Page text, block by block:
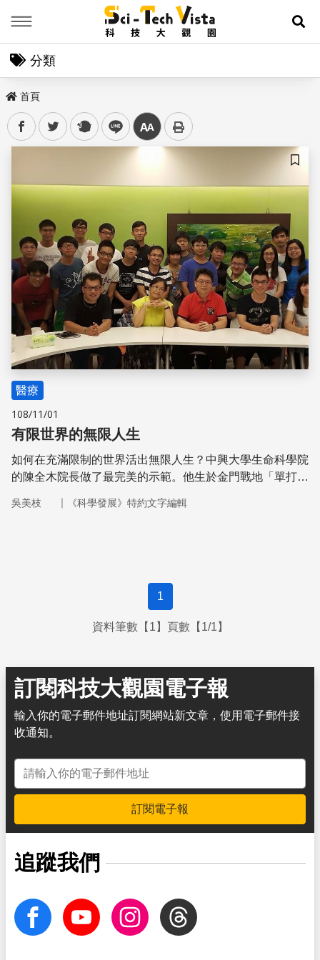
展
分類
首頁
facebooktwitter plurk line 中
儲存
醫療
108/11/01
有限世界的無限人生
如何在充滿限制的世界活出無限人生？中興大學生命科學院
的陳全木院長做了最完美的示範。他生於金門戰地「單打雙
北念大學期間，返鄉時也得摸黑在大海中前行，但卻創造了
吳美枝 ｜ 《科學發展》特約文字編輯
1
資料筆數【1】頁數【1/1】
訂閱科技大觀園電子報
輸入你的電子郵件地址訂閱網站新文章，使用電子郵件接
收通知。
電子郵件地址
訂閱電子報
追蹤我們
facebook Youtube InstagramThreads